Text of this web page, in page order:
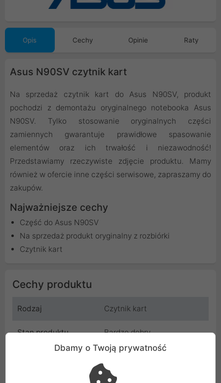
Opis Cechy Opinie Raty
Asus N90SV czytnik kart
Na sprzedaż czytnik kart do Asus N90SV, produkt
pochodzi z demontażu oryginalnego notebooka Asus
N90SV. Tylko stosowanie oryginalnych części
zamiennych gwarantuje prawidłowe spasowanie
elementów oraz ich trwałość i niezawodność!
Przedstawiamy rzeczywiste zdjęcie produktu. Mamy
również w ofercie inne części serwisowe, zapraszamy do
zakupów.
Najważniejsze cechy
Część do Asus N90SV
Na sprzedaż produkt oryginalny z rozbiórki
Czytnik kart
Cechy produktu
Rodzaj Czytnik kart
Stan produktu Bardzo dobry
ASUS_N90SV_CZYTNIK
Dbamy o Twoją prywatność